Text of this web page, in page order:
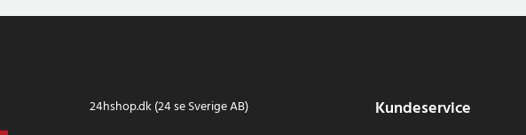
24hshop.dk (24 se Sverige AB) Kundeservice